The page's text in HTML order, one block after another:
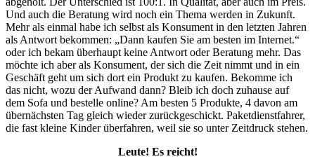
Und auch die Beratung wird noch ein Thema werden in Zukunft.
Mehr als einmal habe ich selbst als Konsument in den letzten Jahren
als Antwort bekommen: „Dann kaufen Sie am besten im Internet.“
oder ich bekam überhaupt keine Antwort oder Beratung mehr. Das
möchte ich aber als Konsument, der sich die Zeit nimmt und in ein
Geschäft geht um sich dort ein Produkt zu kaufen. Bekomme ich
das nicht, wozu der Aufwand dann? Bleib ich doch zuhause auf
dem Sofa und bestelle online? Am besten 5 Produkte, 4 davon am
übernächsten Tag gleich wieder zurückgeschickt. Paketdienstfahrer,
die fast kleine Kinder überfahren, weil sie so unter Zeitdruck stehen.
Leute! Es reicht!